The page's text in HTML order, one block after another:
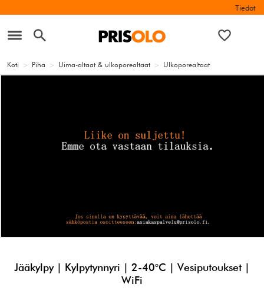
Tiedot
Koti > Piha > Uima-altaat & ulkoporealtaat > Ulkoporealtaat
Jääkylpy | Kylpytynnyri | 2-40°C | Vesiputoukset |
WiFi